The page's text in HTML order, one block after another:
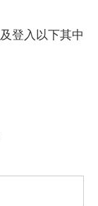
登入以下其中